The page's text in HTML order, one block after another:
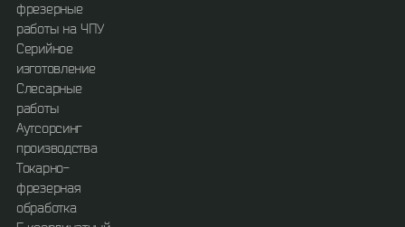
фрезерные
работы на ЧПУ
Серийное
изготовление
Слесарные
работы
Аутсорсинг
производства
Токарно-
фрезерная
обработка